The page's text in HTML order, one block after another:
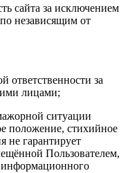
сайта за исключением
независящим от
ответственности за
лицами;
ситуации
положение, стихийное
не гарантирует
Пользователем,
информационного